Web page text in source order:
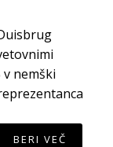
nemški
BERI VEČ